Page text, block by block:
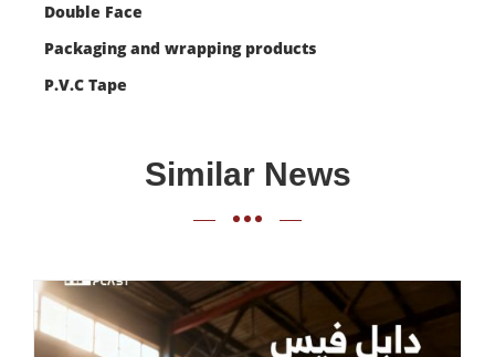
Double Face
Packaging and wrapping products
P.V.C Tape
Similar News